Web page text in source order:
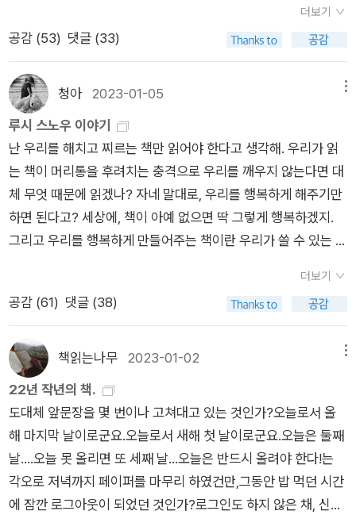
육체와 연약한 영혼을 가진 아이로, 통통하고, 혈색 좋고, 건장하
고, 명랑하고, 무지하고, 생각하지 않고 의문을 제기하지 않는 아
이로 길러내려고 애썼다. '먹고, 마시고, 살아라!' 성당은 말했다.
'너희는 육체를 돌보고 영혼은 내게 맡겨라. 내가 영혼을 치료하
고 인도하겠노라. 끝까지 영혼을 보살펴주겠노라.' 진정한 가톨릭
교인이라면 자신이 이득을 본다고 생각하는 거래였다. - P198가
톨릭계에 여자 기숙학교 답게 이곳은 규율이 가득한 세계였다. 감
정이 날뛰어서는 안 되는, 이성만이 요구되는 세계라고 볼 수도
있겠다. 어느 날 학교에서 하는 연극에 남자 역할의 배우가 펑크
가 나 대타로 뛰게 된 루시. 주어진 역할에 충실하자고만 생각했
으나 막상 자신도 모르게 빠져듬을 느끼고 소스라치게 놀란다. 이
윽고 잠자던 내면의 본성이 튀어나오면 어쩌나 하는 불안감에 그
는 자신의 감정을 옥죈다.그날 밤 내가 느끼고 해낸 일은 전혀 예
예상하지 못하는 것과 마찬가지였다. 나는 다른 사람의 비위를 맞
추기 위해 꺼림칙하고 불안하고 냉담한 마음으로 하는 수 없이 그
역을 받아들였으나, 곧 몸이 달아올라 흥미와 용기를 가지고 연기
를 했다. 그러나 다음 날 그 일을 다시 생각해보자 그 아마추어 연
기를 잘한 것이라고는 생각할 수 없었다. 그리고 뽈 선생의 부탁
을 들어주고 내 힘을 한번 시험해본 것은 기뻤지만, 다시는 그런
일에 말려들지 않겠다고 결심을 굳혔다. 이번 일로 연극적 표현에
대한 강렬한 흥미가 내 본성의 일부인 것을 알게 되었다. 새로 발
에 브뤼셀에서 느낀, 작가가 이해 못한 것들은 이 소설에 그대로
서술되어 있다. 그래서인지 나 역시 이 소설을 읽는 내내 여러 인
물의 성격이나 행동, 상황을 잘 이해하지 못했고, 그런 이유로 몰
입하기가 힘들었다. 또한 지나치게 장황하고 세세한 묘사로 많이
지루했다. 다만 문장의 표현만큼은 기막혔다. 적절한 상징과 비유
가 뛰어났고, ‘루시 스노우’로 빙의한 ‘샬럿 브론테’의 지혜와 위
트, 귀여움이 너무 좋았다. [‘이성’에 따르면, 나는 빵조각이나 벌
려고 일하며 죽음의 고통을 기다리면서 평생 낙담한 채 살아야 할
운명이었다. ‘이성’이 옳을 수도 있었다. 하지만, 가끔씩 우리는
‘이성’을 무시하고 ‘이성’의 채찍을 벗어나 ‘상상’에게 달려가서
빈둥대지 않는가. 밝고 부드러운, 이성의 적이자 우리의 상냥한
도 하며, 또 그래야 한다. ‘이성’은 악마처럼 복수한다. ‘이성’은 늘
정 때문이 아니라 두려움 때문이었다.…‘이성’은 겨울밤 차가운
눈 위로 자주 나를 내쫒으면서 개들이 갉아먹다 버린 뼈다귀나 먹
으라며 던져주었다. 자기 창고에는 내가 먹을 게 없다고 딱 잘라
말하면서, 더 나은 음식을 요구할 권리가 내겐 없다고 모질게 굴
면서…-빌레뜨 1 중에서]
을 읽었다면 사람들이 다 놀라지 않았을까, 라고 나는 생각했다.
까움을 표현하는게 아니라 '루시는 자유롭다'고 말하지 않나. '해
피 엔딩은 부정직하고 공허하다'고 표현하고 '논리적인 루시는 결
혼하지 않는다'고 말한다. '그래서 폴은 조용히 바다에 묻힌다'니.
이 구절을 사람들이 읽었을 때 케이트 밀렛을 어떻게 생각했을까.
폴의 죽음을 루시의 자유로 생각하다니, 다른 사람들과는 정말 다
른 감상일 것이다, 라고 생각했던거다. 그러다가 문득, 어? 나도
그 책 읽었고 폴의 죽음에 대해서.. 그렇게 생각했던 것 같은데?!
을 썼고,이렇게 썼다.딱히 인간을 사랑하는 것 같지는 않고 식탐
도 없어 보이는(!) 샬럿 브론테는 여성에게 쾌락과 자유가 동시에
주어질 순 없다는 것을 너무나 잘 알고 있었다. 존도 뽈도 둘다 싫
다!! 했던 나를 숙연해지게 만드는 결말, 그러나 비로소 어디에도
매이지 않는 삶. -2022년 12월 19일 백자평아니, 나도 그랬네?
나도 폴의 죽음을 숙연하다고 해놓고서는 바로 '비로소 어디에도
매이지 않는 삶'이라고 해놨네? 케이트 밀렛 후계자세요? 남자의
죽음에 자유를 느껴버린 나란 여자... 하-나는 남자들에게 좋은 여
자가 결코 될 수 없어.....자, 이 책의 놀라운 많은 부분들 중에서
내가 오늘 얘끼하고 싶은 부분은 케이트 밀렛이 '에릭슨'의 책 [W
omanhood and the Inner Space]을 언급한 부분이다. 함께
쩌지 못하는 인생을 우리는 어떤 시선으로 바라볼 것인가. 이 소
설의 묘미는 사랑을 갈망하지만 사회적으로 소외된 여성의 절망
과 희망을 섬세하게 표현하고 있다는 것! 70대 비혼 여성의 삶은
이토록 진지하고 열정적이다!자신의 능력으로 사회적 성공을 이
루고 싶은 캐럴라인.무능한 남자들은 이 여성을 괴짜로만 보기 바
쁘지만 우리는 안다.이런 여성이야말로 우리가 진정 원하는 여성
인것을!
데리고 살다시피)들 사는 것이 아닐지... 거부감이 없지 않았지만
이웃들의 목록을 가끔 들여다보니 흥미롭기도 하고 자연스럽게
말이 안 되는 규칙에 들어가지 못한 나의 인생 책들에게 심심한
위로를 보내며 올려봅니다. 1.마르셀 프루스트의 [잃어버린
시간을 찾아서] 내 마음을 뒤흔들어놓은 수많은 책들 가운데서
가장 으뜸이라 할 수 있는 프루스트의 소설. 완간되지 않았던 민
음사 것으로 '거꾸로 읽기'를 시작해 뒤늦게 출간된 나머지를 작
년에 다 읽었다. 어떤 소설은 진입 장벽이 높다. 프루스트의 이 작
품은 그중에서도 악명이 높은 축에 속할 듯하다. 여러 작가들 마
저도 도중에 읽기를 포기할 정도로 프루스트만의 장황한 묘사와
강박적으로까지 느껴지는 비유들은 종종 인내심을 필요로 한다.
하지만 프루스트가 펼쳐놓은 풍경에 제대로 빠져들면 마치 암벽
등반에 중독된 사람처럼 남들에게는 비이성적이고 고통스럽게
느껴지는 가파른 벽이 희열의 순간들로 채워진다. 사랑하는 사람
에게는 우리가 언제나 인지하지는 못하지만 추구하는 어떤 꿈이
들어 있다. 베르고트나 스완에 대한 믿음은 내가 질베르트를 사랑
하게 했고, 질베르 르 모베 에 대한 믿음은 게르망트 부인을 사랑
하게 했다. 그리고 지극히 고통스럽고 질투 어린, 그리하여 지극
히 개인적인 일로 보였던 알베르틴에 대한 나의 사랑에는 얼마나
광대한 넓이의 바다가 마련되었던가! -마르셀 프루스트. 되찾은
시간 2.샬럿 브론테,빌레뜨이 소설을 읽는 동안 얼마나 많이 울
더보기
공감 (53) 댓글 (33)
청아 2023-01-05
루시 스노우 이야기
난 우리를 해치고 찌르는 책만 읽어야 한다고 생각해. 우리가 읽
는 책이 머리통을 후려치는 충격으로 우리를 깨우지 않는다면 대
체 무엇 때문에 읽겠나? 자네 말대로, 우리를 행복하게 해주기만
하면 된다고? 세상에, 책이 아예 없으면 딱 그렇게 행복하겠지.
그리고 우리를 행복하게 만들어주는 책이란 우리가 쓸 수 있는 책
주는 책이 필요해. 가슴 깊이 슬프게 하는, 자기보다 더 사랑했던
이의 죽음 같은 책이, 세상에서 멀리 떨어진 숲속으로 사라지는
깨부수는 도끼여야 해. 나는 그렇게 믿어.-「엘렌 식수. 글쓰기 사
다리의 세칸」 갈수록 비극에 끌린다. 세상이 코럴 블루만은 아
니란 사실을 깨달아서 그런 거겠지. 누구나 백지에서 삶을 시작하
지만 모두 같은 과정을 겪지 않는 것처럼 내 경우 다소 순진한 시
기가 길었고 그 때문에 감정적 파고를 주변인들보다는 겪었다.
(내 삶의 디테일을 잘 아는 절친은 '니 인생 참 파란만장하다'라고
했었다)그래서 였을까? 한동안 트위터를 했을때 잔인한 걸 많이
찾아봤다. 범죄수사물도 중독자처럼 즐겼고 당시엔 두려우면서
더보기
공감 (61) 댓글 (38)
책읽는나무 2023-01-02
22년 작년의 책.
도대체 앞문장을 몇 번이나 고쳐대고 있는 것인가?오늘로서 올
해 마지막 날이로군요.오늘로서 새해 첫 날이로군요.오늘은 둘째
날....오늘 못 올리면 또 세째 날...오늘은 반드시 올려야 한다!는
각오로 저녁까지 페이퍼를 마무리 하였건만,그동안 밥 먹던 시간
에 잠깐 로그아웃이 되었던 것인가?로그인도 하지 않은 채, 신나